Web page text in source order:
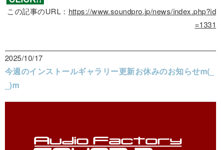
この記事のURL： https://www.soundpro.jp/news/index.php?id
=1331
2025/10/17
今週のインストールギャラリー更新お休みのお知らせm(_
_)m